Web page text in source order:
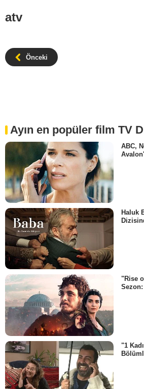
atv
Önceki
Ayın en popüler film TV
ABC,
Haluk
"Rise
"1